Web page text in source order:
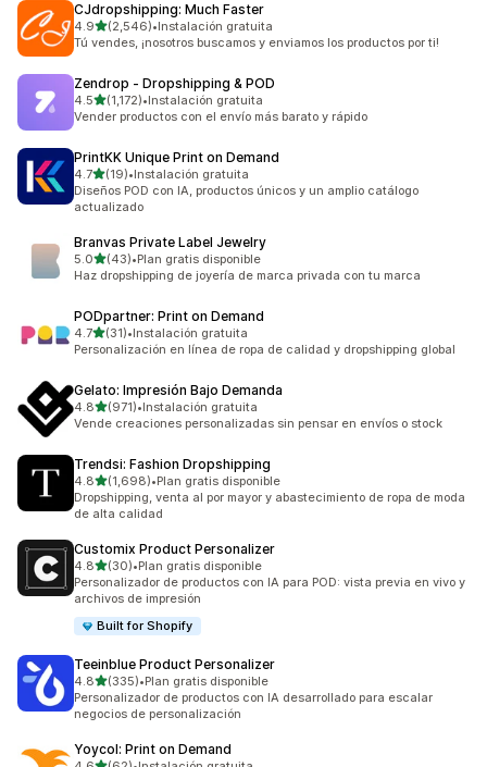
CJdropshipping: Much Faster
4.9de 5 estrellas
(2,546)
2546 reseñas en total
•Instalación gratuita
Tú vendes, ¡nosotros buscamos y enviamos los productos por ti!
Zendrop ‑ Dropshipping & POD
4.5de 5 estrellas
(1,172)
1172 reseñas en total
•Instalación gratuita
Vender productos con el envío más barato y rápido
PrintKK Unique Print on Demand
4.7de 5 estrellas
(19)
19 reseñas en total
•Instalación gratuita
Diseños POD con IA, productos únicos y un amplio catálogo
actualizado
Branvas Private Label Jewelry
5.0de 5 estrellas
(43)
43 reseñas en total
•Plan gratis disponible
Haz dropshipping de joyería de marca privada con tu marca
PODpartner: Print on Demand
4.7de 5 estrellas
(31)
31 reseñas en total
•Instalación gratuita
Personalización en línea de ropa de calidad y dropshipping global
Gelato: Impresión Bajo Demanda
4.8de 5 estrellas
(971)
971 reseñas en total
•Instalación gratuita
Vende creaciones personalizadas sin pensar en envíos o stock
Trendsi: Fashion Dropshipping
4.8de 5 estrellas
(1,698)
1698 reseñas en total
•Plan gratis disponible
Dropshipping, venta al por mayor y abastecimiento de ropa de moda
de alta calidad
Customix Product Personalizer
4.8de 5 estrellas
(30)
30 reseñas en total
•Plan gratis disponible
Personalizador de productos con IA para POD: vista previa en vivo y
archivos de impresión
Built for Shopify
Teeinblue Product Personalizer
4.8de 5 estrellas
(335)
335 reseñas en total
•Plan gratis disponible
Personalizador de productos con IA desarrollado para escalar
negocios de personalización
Yoycol: Print on Demand